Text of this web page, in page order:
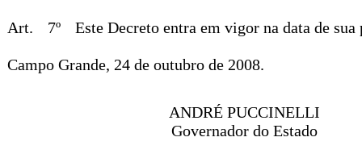
Art. 7º Este Decreto entra em vigor na data de sua
Campo Grande, 24 de outubro de 2008.
ANDRÉ PUCCINELLI
Governador do Estado